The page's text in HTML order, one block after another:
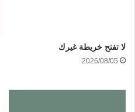
لا تفتح خريطة غيرك
2026/08/05